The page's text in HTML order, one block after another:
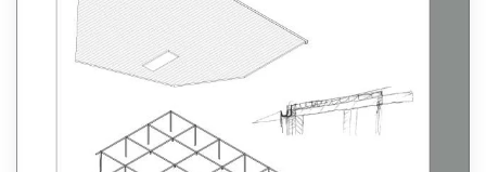
Lees meer